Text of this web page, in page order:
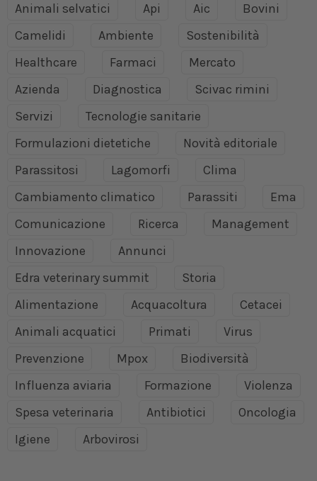
Animali selvatici
Api Aic
Bovini
Camelidi
Ambiente
Sostenibilità
Healthcare
Farmaci
Mercato
Azienda
Diagnostica
Scivac rimini
Servizi
Tecnologie sanitarie
Formulazioni dietetiche
Novità editoriale
Parassitosi
Lagomorfi
Clima
Cambiamento climatico
Parassiti
Ema
Comunicazione
Ricerca
Management
Innovazione
Annunci
Edra veterinary summit
Storia
Alimentazione
Acquacoltura
Cetacei
Animali acquatici
Primati
Virus
Prevenzione
Mpox
Biodiversità
Influenza aviaria
Formazione
Violenza
Spesa veterinaria
Antibiotici
Oncologia
Igiene
Arbovirosi